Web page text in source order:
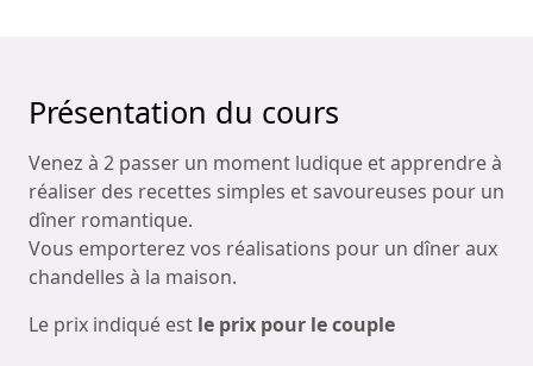
Présentation du cours
Venez à 2 passer un moment ludique et apprendre à
réaliser des recettes simples et savoureuses pour un
dîner romantique.
Vous emporterez vos réalisations pour un dîner aux
chandelles à la maison.
Le prix indiqué est le prix pour le couple